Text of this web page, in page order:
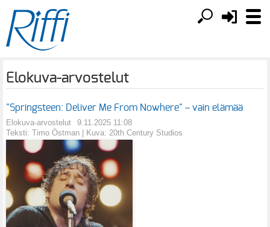
Elokuva-arvostelut
"Springsteen: Deliver Me From Nowhere" – vain elämää
Elokuva-arvostelut
9.11.2025 11:08
Teksti: Timo Östman | Kuva: 20th Century Studios